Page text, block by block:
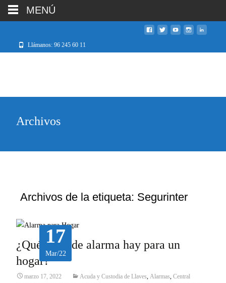
Llámanos: 96 245 60 11
Archivos
Archivos de la etiqueta: Segurinter
17
Mar/22
¿Qué tipos de alarma hay para un
hogar?
marzo 17, 2022 Acuda y Custodia de Llaves, Alarmas, Central
MENÚ